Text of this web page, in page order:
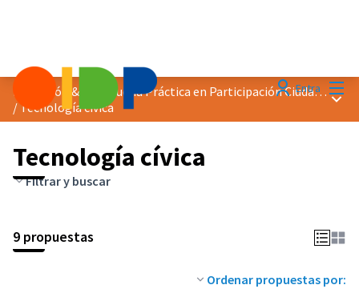
EntraDistinción &quot;Buena Práctica en Participación Ciudadana&quot; 2025
/Tecnología cívica
Tecnología cívica
Filtrar y buscar
9 propuestas
Ordenar propuestas por: